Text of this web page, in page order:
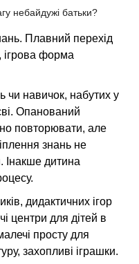
небайдужі батьки?
Плавний перехід
ігрова форма
чи навичок, набутих у
Опанований
повторювати, але
знань не
Інакше дитина
дидактичних ігор
центри для дітей в
просту для
захопливі іграшки.